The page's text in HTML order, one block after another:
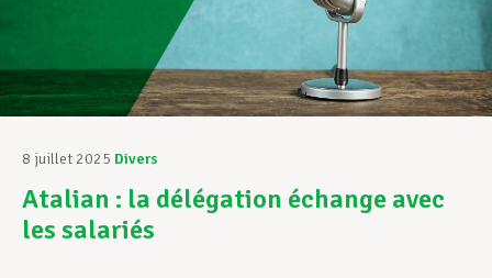
Structures syndicales
Assistance au Travail
Vos droits
8 juillet 2025 Divers
Atalian : la délégation échange avec
les salariés